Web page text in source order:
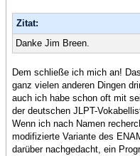
Zitat:
Danke Jim Breen.
Dem schließe ich mich an!
ganz vielen anderen Dingen
auch ich habe schon oft mit
der deutschen JLPT-
Wenn ich nach Namen
modifizierte Variante des
darüber nachgedacht, ein